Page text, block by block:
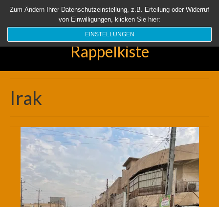
Startseite Aktuell Über uns Unsere Rappelkiste Länder
Suchen
Rappelkiste
Irak
Zum Ändern Ihrer Datenschutzeinstellung, z.B. Erteilung oder Widerruf
von Einwilligungen, klicken Sie hier:
EINSTELLUNGEN